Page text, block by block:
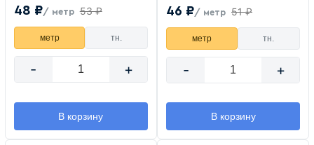
48 ₽/ метр 53 ₽
метр тн.
- +
В корзину
46 ₽/ метр 51 ₽
метр тн.
- +
В корзину